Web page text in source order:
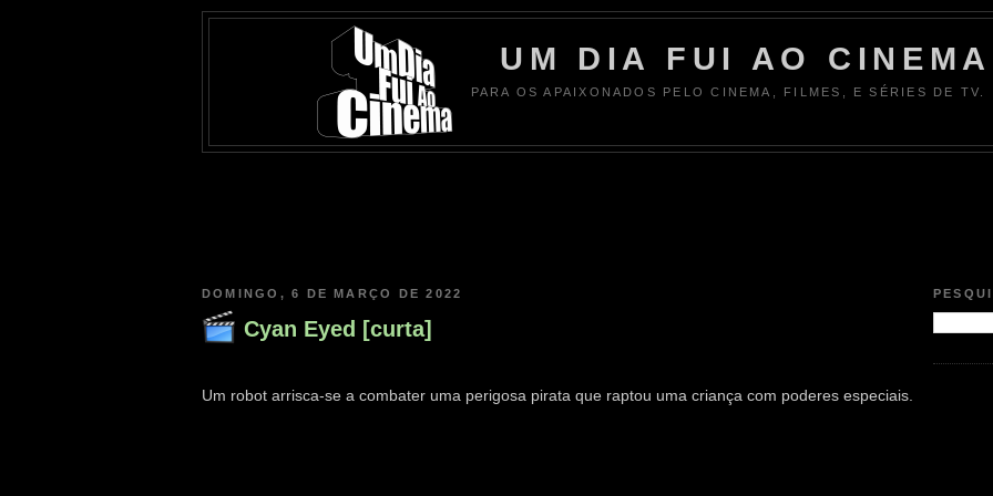
UM DIA FUI AO CINEMA
PARA OS APAIXONADOS PELO CINEMA, FILMES, E SÉRIES DE TV.
DOMINGO, 6 DE MARÇO DE 2022
Cyan Eyed [curta]
Um robot arrisca-se a combater uma perigosa pirata que raptou uma criança com poderes especiais.